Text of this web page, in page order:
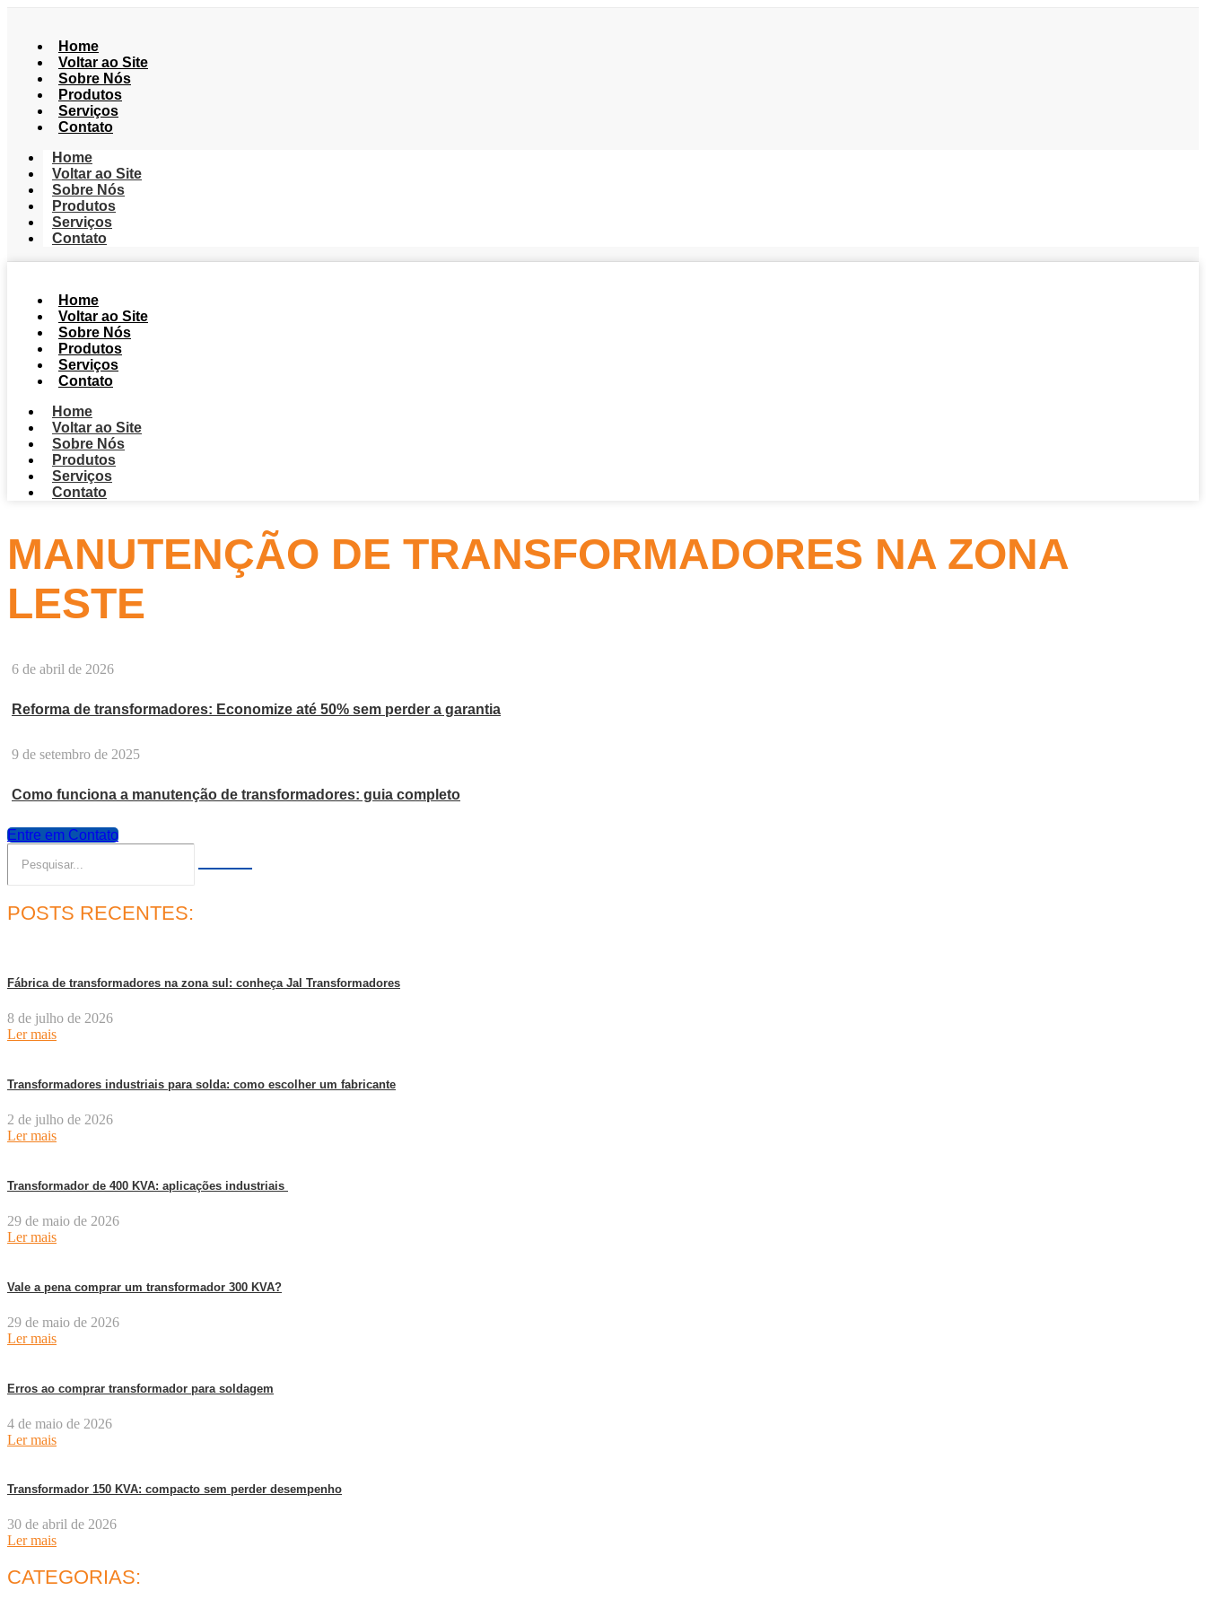
Home
Voltar ao Site
Sobre Nós
Produtos
Serviços
Contato
Home
Voltar ao Site
Sobre Nós
Produtos
Serviços
Contato
Home
Voltar ao Site
Sobre Nós
Produtos
Serviços
Contato
Home
Voltar ao Site
Sobre Nós
Produtos
Serviços
Contato
MANUTENÇÃO DE TRANSFORMADORES NA ZONA
LESTE
6 de abril de 2026
Reforma de transformadores: Economize até 50% sem perder a garantia
9 de setembro de 2025
Como funciona a manutenção de transformadores: guia completo
Entre em Contato
POSTS RECENTES:
Fábrica de transformadores na zona sul: conheça Jal Transformadores
8 de julho de 2026
Ler mais
Transformadores industriais para solda: como escolher um fabricante
2 de julho de 2026
Ler mais
Transformador de 400 KVA: aplicações industriais
29 de maio de 2026
Ler mais
Vale a pena comprar um transformador 300 KVA?
29 de maio de 2026
Ler mais
Erros ao comprar transformador para soldagem
4 de maio de 2026
Ler mais
Transformador 150 KVA: compacto sem perder desempenho
30 de abril de 2026
Ler mais
CATEGORIAS: